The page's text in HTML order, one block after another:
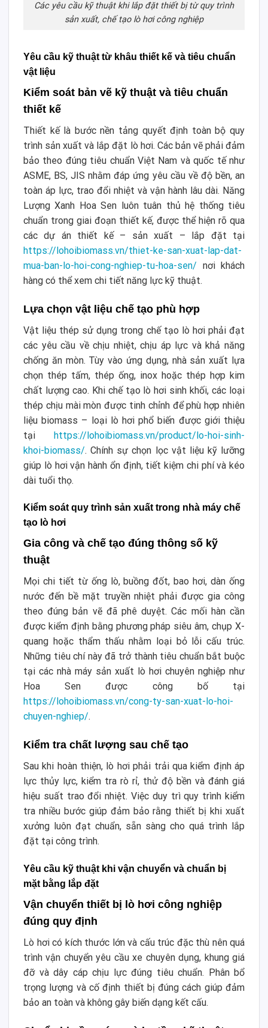
Các yêu cầu kỹ thuật khi lắp đặt thiết bị từ quy trình
sản xuất, chế tạo lò hơi công nghiệp
Yêu cầu kỹ thuật từ khâu thiết kế và tiêu chuẩn
vật liệu
Kiểm soát bản vẽ kỹ thuật và tiêu chuẩn
thiết kế
Thiết kế là bước nền tảng quyết định toàn bộ quy
trình sản xuất và lắp đặt lò hơi. Các bản vẽ phải đảm
bảo theo đúng tiêu chuẩn Việt Nam và quốc tế như
ASME, BS, JIS nhằm đáp ứng yêu cầu về độ bền, an
toàn áp lực, trao đổi nhiệt và vận hành lâu dài. Năng
Lượng Xanh Hoa Sen luôn tuân thủ hệ thống tiêu
chuẩn trong giai đoạn thiết kế, được thể hiện rõ qua
các dự án thiết kế – sản xuất – lắp đặt tại
https://lohoibiomass.vn/thiet-ke-san-xuat-lap-dat-
mua-ban-lo-hoi-cong-nghiep-tu-hoa-sen/ nơi khách
hàng có thể xem chi tiết năng lực kỹ thuật.
Lựa chọn vật liệu chế tạo phù hợp
Vật liệu thép sử dụng trong chế tạo lò hơi phải đạt
các yêu cầu về chịu nhiệt, chịu áp lực và khả năng
chống ăn mòn. Tùy vào ứng dụng, nhà sản xuất lựa
chọn thép tấm, thép ống, inox hoặc thép hợp kim
chất lượng cao. Khi chế tạo lò hơi sinh khối, các loại
thép chịu mài mòn được tinh chỉnh để phù hợp nhiên
liệu biomass – loại lò hơi phổ biến được giới thiệu
tại https://lohoibiomass.vn/product/lo-hoi-sinh-
khoi-biomass/. Chính sự chọn lọc vật liệu kỹ lưỡng
giúp lò hơi vận hành ổn định, tiết kiệm chi phí và kéo
dài tuổi thọ.
Kiểm soát quy trình sản xuất trong nhà máy chế
tạo lò hơi
Gia công và chế tạo đúng thông số kỹ
thuật
Mọi chi tiết từ ống lò, buồng đốt, bao hơi, dàn ống
nước đến bề mặt truyền nhiệt phải được gia công
theo đúng bản vẽ đã phê duyệt. Các mối hàn cần
được kiểm định bằng phương pháp siêu âm, chụp X-
quang hoặc thẩm thấu nhằm loại bỏ lỗi cấu trúc.
Những tiêu chí này đã trở thành tiêu chuẩn bắt buộc
tại các nhà máy sản xuất lò hơi chuyên nghiệp như
Hoa Sen được công bố tại
https://lohoibiomass.vn/cong-ty-san-xuat-lo-hoi-
chuyen-nghiep/.
Kiểm tra chất lượng sau chế tạo
Sau khi hoàn thiện, lò hơi phải trải qua kiểm định áp
lực thủy lực, kiểm tra rò rỉ, thử độ bền và đánh giá
hiệu suất trao đổi nhiệt. Việc duy trì quy trình kiểm
tra nhiều bước giúp đảm bảo rằng thiết bị khi xuất
xưởng luôn đạt chuẩn, sẵn sàng cho quá trình lắp
đặt tại công trình.
Yêu cầu kỹ thuật khi vận chuyển và chuẩn bị
mặt bằng lắp đặt
Vận chuyển thiết bị lò hơi công nghiệp
đúng quy định
Lò hơi có kích thước lớn và cấu trúc đặc thù nên quá
trình vận chuyển yêu cầu xe chuyên dụng, khung giá
đỡ và dây cáp chịu lực đúng tiêu chuẩn. Phân bổ
trọng lượng và cố định thiết bị đúng cách giúp đảm
bảo an toàn và không gây biến dạng kết cấu.